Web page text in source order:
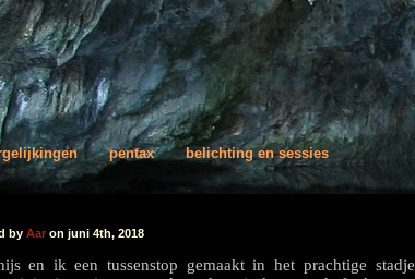
pentax belichting en sessies
by Aaron juni 4th, 2018
en ik een tussenstop gemaakt in het prachtige stadje